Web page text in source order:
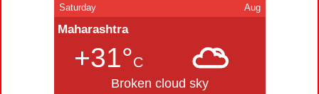
Saturday Aug
Maharashtra
+31°C
Broken cloud sky